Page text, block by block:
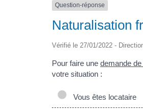
Question-réponse
Naturalisation
Vérifié le 27/01/2022 -
Pour faire une demande
votre situation :
Vous êtes locataire